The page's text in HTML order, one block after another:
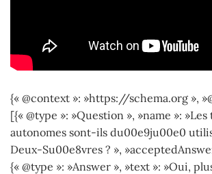
{« @context »: »https://schema.org »,
[{« @type »: »Question », »name »:
autonomes sont-ils du00e9ju00e0
Deux-Su00e8vres ? »,
{« @type »: »Answer », »text »: »Oui,